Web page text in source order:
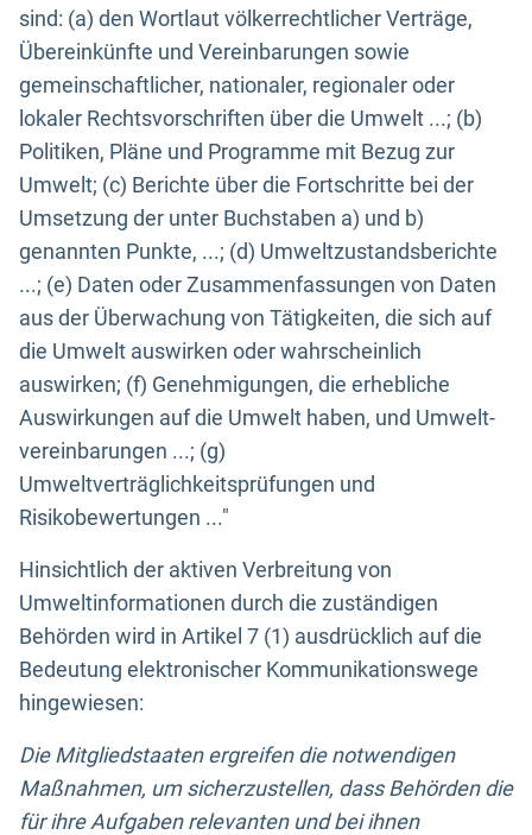
sind: (a) den Wortlaut völkerrechtlicher Verträge,
Übereinkünfte und Vereinbarungen sowie
gemeinschaftlicher, nationaler, regionaler oder
lokaler Rechtsvorschriften über die Umwelt ...; (b)
Politiken, Pläne und Programme mit Bezug zur
Umwelt; (c) Berichte über die Fortschritte bei der
Umsetzung der unter Buchstaben a) und b)
genannten Punkte, ...; (d) Umweltzustandsberichte
...; (e) Daten oder Zusammenfassungen von Daten
aus der Überwachung von Tätigkeiten, die sich auf
die Umwelt auswirken oder wahrscheinlich
auswirken; (f) Genehmigungen, die erhebliche
Auswirkungen auf die Umwelt haben, und Umwelt-
vereinbarungen ...; (g)
Umweltverträglichkeitsprüfungen und
Risikobewertungen ..."
Hinsichtlich der aktiven Verbreitung von
Umweltinformationen durch die zuständigen
Behörden wird in Artikel 7 (1) ausdrücklich auf die
Bedeutung elektronischer Kommunikationswege
hingewiesen:
Die Mitgliedstaaten ergreifen die notwendigen
Maßnahmen, um sicherzustellen, dass Behörden die
für ihre Aufgaben relevanten und bei ihnen